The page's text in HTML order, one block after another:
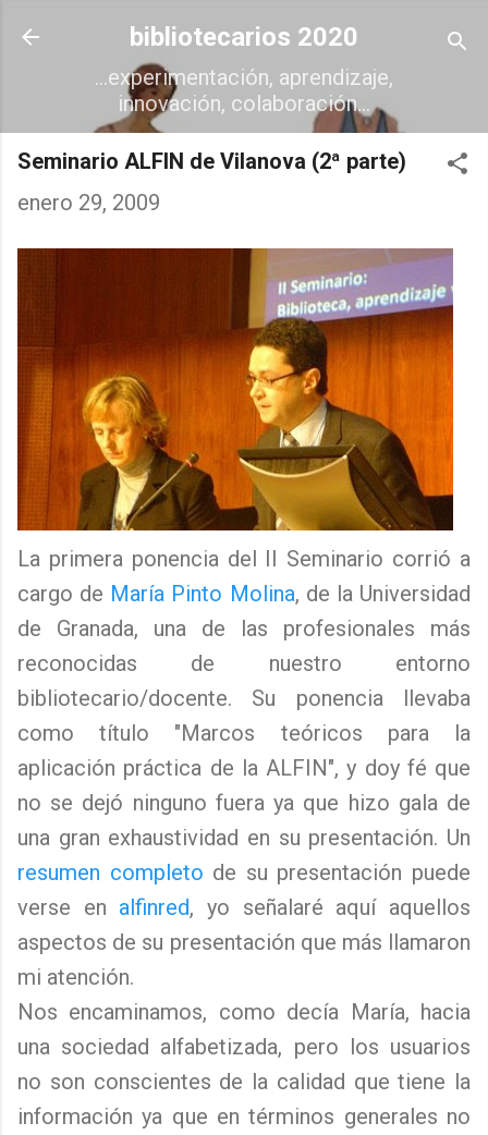
Ir al contenido principal
bibliotecarios 2020
...experimentación, aprendizaje,
innovación, colaboración...
Seminario ALFIN de Vilanova (2ª parte)
enero 29, 2009
La primera ponencia del II Seminario corrió a
cargo de María Pinto Molina, de la Universidad
de Granada, una de las profesionales más
reconocidas de nuestro entorno
bibliotecario/docente. Su ponencia llevaba
como título "Marcos teóricos para la
aplicación práctica de la ALFIN", y doy fé que
no se dejó ninguno fuera ya que hizo gala de
una gran exhaustividad en su presentación. Un
resumen completo de su presentación puede
verse en alfinred, yo señalaré aquí aquellos
aspectos de su presentación que más llamaron
mi atención.
Nos encaminamos, como decía María, hacia
una sociedad alfabetizada, pero los usuarios
no son conscientes de la calidad que tiene la
información ya que en términos generales no